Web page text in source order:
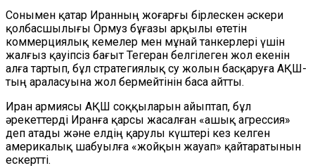
Сонымен қатар Иранның жоғарғы бірлескен әскери
қолбасшылығы Ормуз бұғазы арқылы өтетін
коммерциялық кемелер мен мұнай танкерлері үшін
жалғыз қауіпсіз бағыт Тегеран белгілеген жол екенін
алға тартып, бұл стратегиялық су жолын басқаруға АҚШ-
тың араласуына жол бермейтінін баса айтты.
Иран армиясы АҚШ соққыларын айыптап, бұл
әрекеттерді Иранға қарсы жасалған «ашық агрессия»
деп атады және елдің қарулы күштері кез келген
америкалық шабуылға «жойқын жауап» қайтаратынын
ескертті.